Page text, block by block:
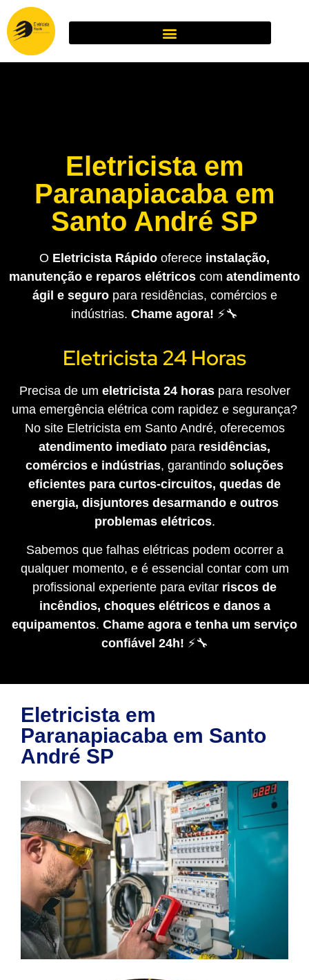
Eletricista em
Paranapiacaba em
Santo André SP
O Eletricista Rápido oferece instalação,
manutenção e reparos elétricos com atendimento
ágil e seguropara residências, comércios e
indústrias. Chame agora! ⚡🔧
Eletricista 24 Horas
Precisa de um eletricista 24 horaspara resolver
uma emergência elétrica com rapidez e segurança?
No site Eletricista em Santo André, oferecemos
atendimento imediato para residências,
comércios e indústrias, garantindo soluções
eficientes para curtos-circuitos, quedas de
energia, disjuntores desarmando e outros
problemas elétricos.
Sabemos que falhas elétricas podem ocorrer a
qualquer momento, e é essencial contar com um
profissional experiente para evitar riscos de
incêndios, choques elétricos e danos a
equipamentos. Chame agora e tenha um serviço
confiável 24h! ⚡🔧
Eletricista em
Paranapiacaba em Santo
André SP